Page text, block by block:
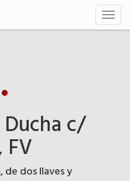
c/
de dos llaves y